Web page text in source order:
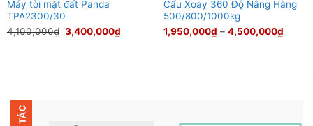
Máy tời mặt đất Panda
TPA2300/30
4,100,000₫ Giá
gốc
3,400,000₫Giá
hiện
Cẩu Xoay 360 Độ Nâng Hàng
500/800/1000kg
1,950,000₫ – 4,500,000₫
giá: